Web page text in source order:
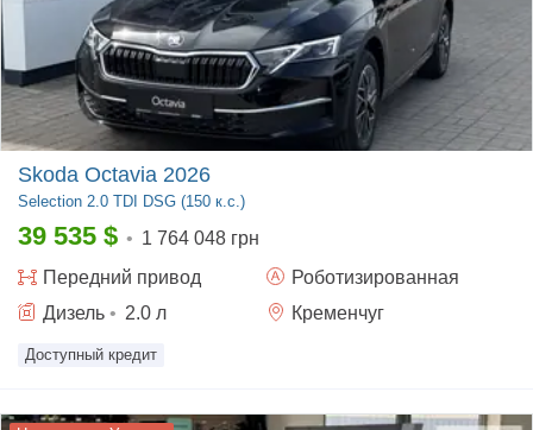
Skoda Octavia 2026
Selection 2.0 TDI DSG (150 к.с.)
39 535 $ • 1 764 048 грн
Передний привод
Роботизированная
Дизель • 2.0 л Кременчуг
Доступный кредит